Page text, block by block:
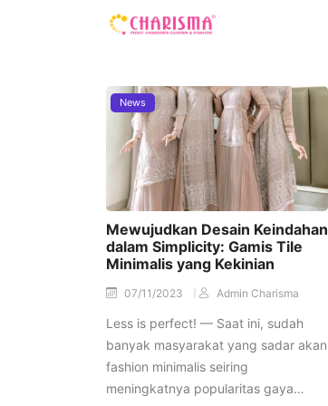
News
Mewujudkan Desain Keindahan
dalam Simplicity: Gamis Tile
Minimalis yang Kekinian
07/11/2023 Admin Charisma
Less is perfect! — Saat ini, sudah
banyak masyarakat yang sadar akan
fashion minimalis seiring
meningkatnya popularitas gaya…